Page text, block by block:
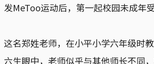
发MeToo运动后，第一起校园未成年
这名郑姓老师，在小平小学六年级时
六生眼中，老师似乎与其他师长不同，